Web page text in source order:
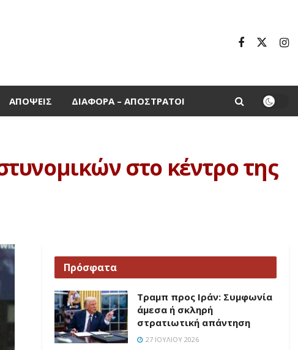
ΑΠΌΨΕΙΣ ΔΙΆΦΟΡΑ – ΑΠΌΣΤΡΑΤΟΙ
στο κέντρο της
Πρόσφατα
Τραμπ προς Ιράν: Συμφωνία
άμεσα ή σκληρή
στρατιωτική απάντηση
27 ΙΟΥΛΊΟΥ 2026